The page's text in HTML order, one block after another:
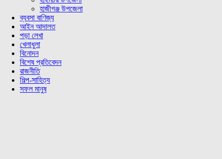
হাজীগঞ্জ উপজেলা
ব্যবসা বাণিজ্য
আইন আদালত
পড়া লেখা
খেলাধুলা
বিনোদন
বিশেষ প্রতিবেদন
রাজনীতি
শিল্প-সাহিত্য
সফল মানুষ